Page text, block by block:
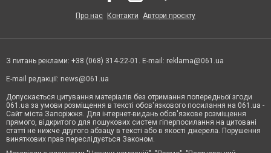
Про нас Контакти Автори проєкту
З питань реклами: +38 (068) 314-22-01. E-mail: reklama@061.ua
E-mail редакції: news@061.ua
Допускається цитування матеріалів без отримання попередньої згоди
061.ua за умови розміщення в тексті обов'язкового посилання на 061.ua -
Сайт міста Запоріжжя. Для інтернет-видань обов'язкове розміщення
прямого, відкритого для пошукових систем гіперпосилання на цитовані
статті не нижче другого абзацу в тексті або в якості джерела. Порушення
виняткових прав переслідується Законом.